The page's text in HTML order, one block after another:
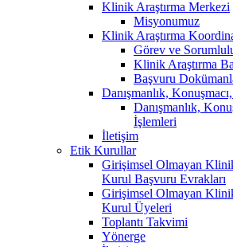
Klinik Araştırma Merkezi
Misyonumuz
Klinik Araştırma
Görev ve
Klinik Araştırma
Başvuru
Danışmanlık,
Danışmanlık,
İşlemleri
İletişim
Etik Kurullar
Girişimsel Olmayan
Kurul Başvuru Evrakları
Girişimsel Olmayan
Kurul Üyeleri
Toplantı Takvimi
Yönerge